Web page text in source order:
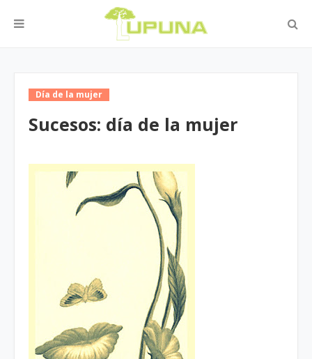
Día de la mujer
Sucesos: día de la mujer